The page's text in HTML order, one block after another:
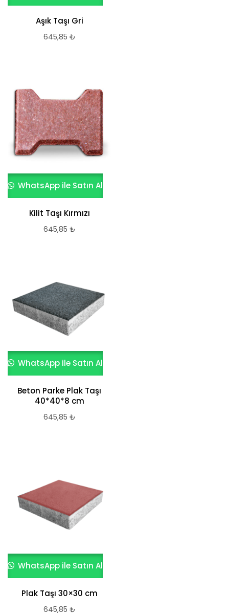
Aşık Taşı Gri
645,85 ₺
WhatsApp ile Satın Al
Kilit Taşı Kırmızı
645,85 ₺
WhatsApp ile Satın Al
Beton Parke Plak Taşı
40*40*8 cm
645,85 ₺
WhatsApp ile Satın Al
Plak Taşı 30×30 cm
645,85 ₺